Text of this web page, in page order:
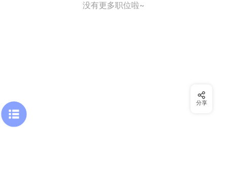
没有更多职位啦~
分享